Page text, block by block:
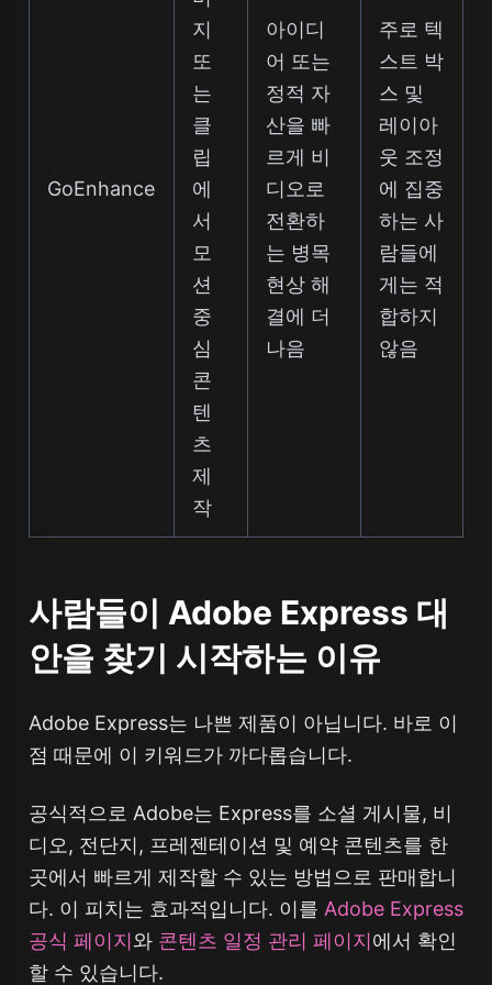
GoEnhance
지
또
는
클
립
에
서
모
션
중
심
콘
텐
츠
제
작
아이디
어 또는
정적 자
산을 빠
르게 비
디오로
전환하
는 병목
현상 해
결에 더
나음
주로 텍
스트 박
스 및
레이아
웃 조정
에 집중
하는 사
람들에
게는 적
합하지
않음
사람들이 Adobe Express 대
안을 찾기 시작하는 이유
Adobe Express는 나쁜 제품이 아닙니다. 바로 이
점 때문에 이 키워드가 까다롭습니다.
공식적으로 Adobe는 Express를 소셜 게시물, 비
디오, 전단지, 프레젠테이션 및 예약 콘텐츠를 한
곳에서 빠르게 제작할 수 있는 방법으로 판매합니
다. 이 피치는 효과적입니다. 이를 Adobe Express
공식 페이지와 콘텐츠 일정 관리 페이지에서 확인
할 수 있습니다.